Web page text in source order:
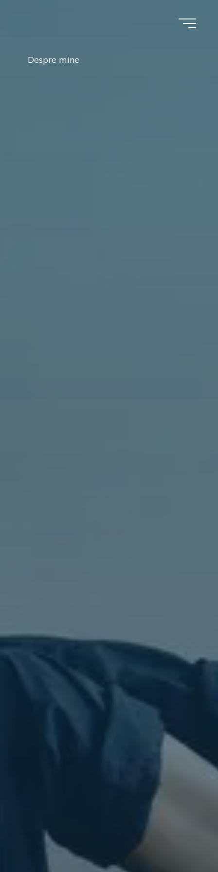
Despre mine